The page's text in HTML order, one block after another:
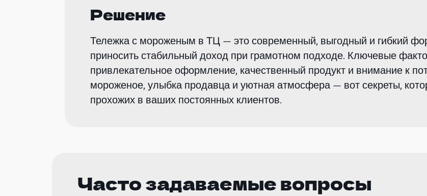
Решение
Тележка с мороженым в ТЦ — это современный, выгодный и гибкий
приносить стабильный доход при грамотном подходе. Ключевые
привлекательное оформление, качественный продукт и внимание к
мороженое, улыбка продавца и уютная атмосфера — вот секреты,
прохожих в ваших постоянных клиентов.
Часто задаваемые вопросы